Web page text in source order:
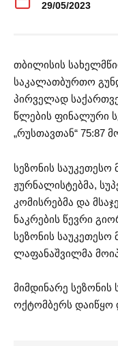
29/05/2023
თბილისის
საკალათბურთო
პირველად
წლების ფინალური
„რუსთავთან“ 75:87
სეზონის
ჟურნალისტებმა,
კომისრებმა და
ნაკრების წევრი
სეზონის
ლაფანაშვილმა
მიმდინარე სეზონის
ოქტომბერს დაიწყო